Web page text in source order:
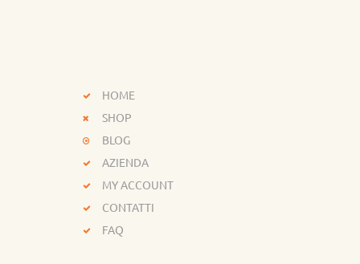
HOME
SHOP
BLOG
AZIENDA
MY ACCOUNT
CONTATTI
FAQ